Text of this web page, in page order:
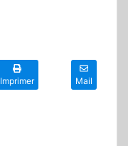
Imprimer Mail